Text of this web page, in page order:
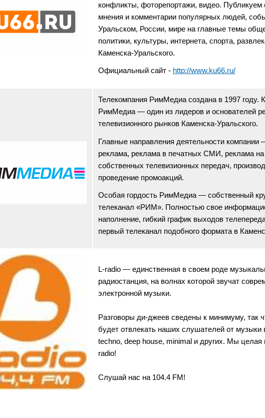
конфликты, фоторепортажи, видео. Публикуем
мнения и комментарии популярных людей,
Уральском, России, мире на главные темы
политики, культуры, интернета, спорта,
Каменска-Уральского.
Официальный сайт - http://www.ku66.ru/
Телекомпания РимМедиа создана в 1997 году.
РимМедиа — один из лидеров и основателей
телевизионного рынков Каменска-Уральского.
Главные направления деятельности компании
реклама, реклама в печатных СМИ, реклама
собственных телевизионных передач,
проведение промоакций.
Особая гордость РимМедиа — собственный
телеканал «РИМ». Полностью свое
наполнение, гибкий график выходов
первый телеканал подобного формата в
L-radio — единственная в своем роде
радиостанция, на волнах которой звучат
электронной музыки.
Разговоры ди-джеев сведены к минимуму, так
будет отвлекать наших слушателей от музыки
techno, deep house, minimal и других. Мы целая
radio!
Слушай нас на 104.4 FM!